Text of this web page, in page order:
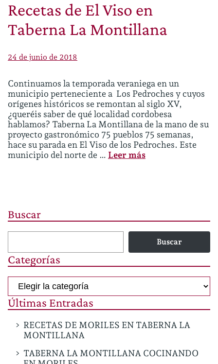
Recetas de El Viso en
Taberna La Montillana
24 de junio de 2018
Continuamos la temporada veraniega en un
municipio perteneciente a Los Pedroches y cuyos
orígenes históricos se remontan al siglo XV,
¿queréis saber de qué localidad cordobesa
hablamos? Taberna La Montillana de la mano de su
proyecto gastronómico 75 pueblos 75 semanas,
hace su parada en El Viso de los Pedroches. Este
municipio del norte de … Leer más
Buscar
Buscar
Categorías
Categorías
Últimas Entradas
RECETAS DE MORILES EN TABERNA LA
MONTILLANA
TABERNA LA MONTILLANA COCINANDO